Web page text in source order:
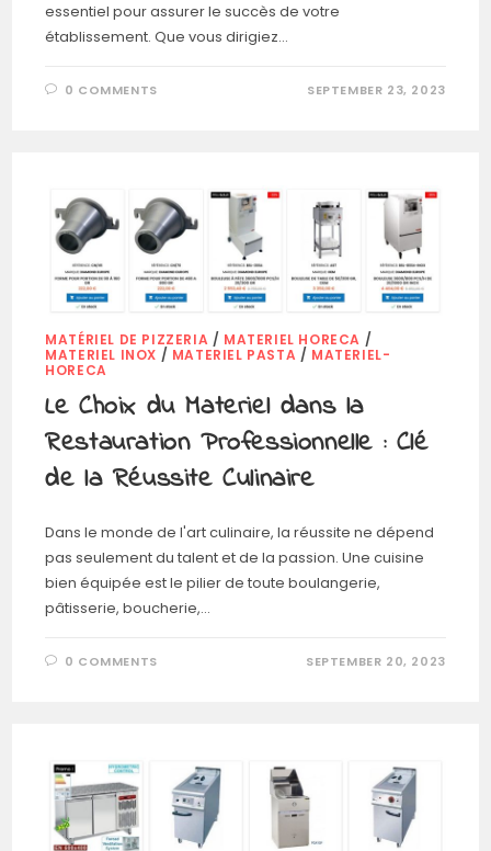
essentiel pour assurer le succès de votre
établissement. Que vous dirigiez…
0 COMMENTS SEPTEMBER 23, 2023
MATÉRIEL DE PIZZERIA / MATERIEL HORECA /
MATERIEL INOX / MATERIEL PASTA / MATERIEL-
HORECA
Le Choix du Materiel dans la
Restauration Professionnelle : Clé
de la Réussite Culinaire
Dans le monde de l'art culinaire, la réussite ne dépend
pas seulement du talent et de la passion. Une cuisine
bien équipée est le pilier de toute boulangerie,
pâtisserie, boucherie,…
0 COMMENTS SEPTEMBER 20, 2023